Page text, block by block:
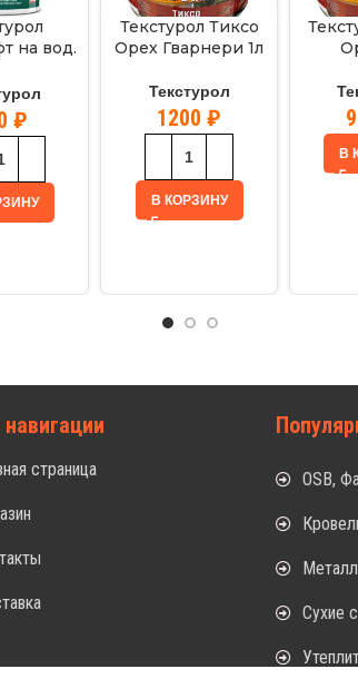
на вод.
₽
Текстурол Тиксо
Орех Гварнери 1л
Текстурол
1200₽
В КОРЗИНУ
В
страница OSB,
Металл
Сухие